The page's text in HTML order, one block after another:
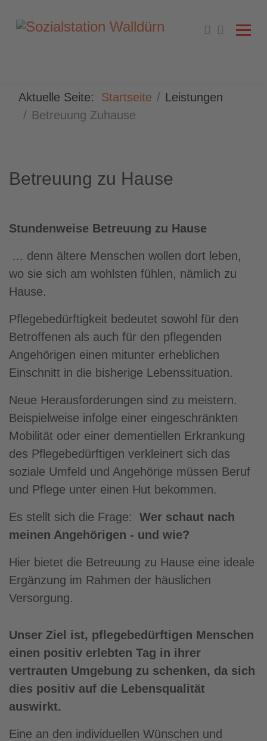
Aktuelle Seite: Startseite
Leistungen
Betreuung Zuhause
Betreuung zu Hause
Stundenweise Betreuung zu Hause
... denn ältere Menschen wollen dort leben,
wo sie sich am wohlsten fühlen, nämlich zu
Hause.
Pflegebedürftigkeit bedeutet sowohl für den
Betroffenen als auch für den pflegenden
Angehörigen einen mitunter erheblichen
Einschnitt in die bisherige Lebenssituation.
Neue Herausforderungen sind zu meistern.
Beispielweise infolge einer eingeschränkten
Mobilität oder einer dementiellen Erkrankung
des Pflegebedürftigen verkleinert sich das
soziale Umfeld und Angehörige müssen Beruf
und Pflege unter einen Hut bekommen.
Es stellt sich die Frage: Wer schaut nach
meinen Angehörigen - und wie?
Hier bietet die Betreuung zu Hause eine ideale
Ergänzung im Rahmen der häuslichen
Versorgung.
Unser Ziel ist, pflegebedürftigen Menschen
einen positiv erlebten Tag in ihrer
vertrauten Umgebung zu schenken, da sich
dies positiv auf die Lebensqualität
auswirkt.
Eine an den individuellen Wünschen und